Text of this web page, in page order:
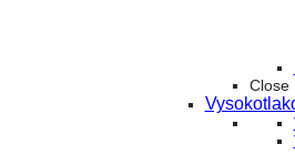
Close